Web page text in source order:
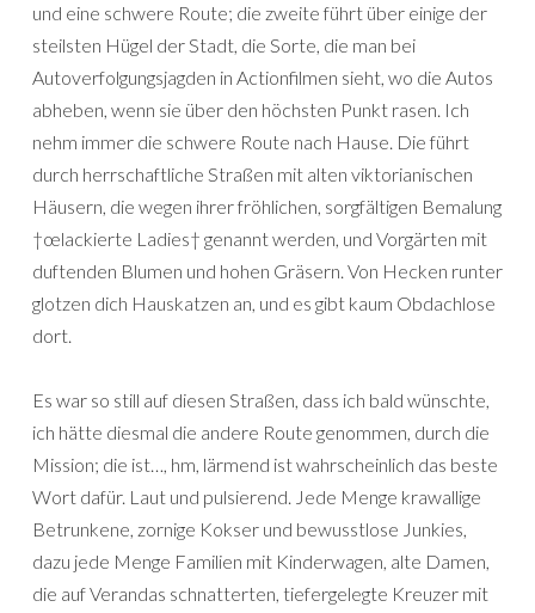
und eine schwere Route; die zweite führt über einige der
steilsten Hügel der Stadt, die Sorte, die man bei
Autoverfolgungsjagden in Actionfilmen sieht, wo die Autos
abheben, wenn sie über den höchsten Punkt rasen. Ich
nehm immer die schwere Route nach Hause. Die führt
durch herrschaftliche Straßen mit alten viktorianischen
Häusern, die wegen ihrer fröhlichen, sorgfältigen Bemalung
†œlackierte Ladies† genannt werden, und Vorgärten mit
duftenden Blumen und hohen Gräsern. Von Hecken runter
glotzen dich Hauskatzen an, und es gibt kaum Obdachlose
dort.
Es war so still auf diesen Straßen, dass ich bald wünschte,
ich hätte diesmal die andere Route genommen, durch die
Mission; die ist…, hm, lärmend ist wahrscheinlich das beste
Wort dafür. Laut und pulsierend. Jede Menge krawallige
Betrunkene, zornige Kokser und bewusstlose Junkies,
dazu jede Menge Familien mit Kinderwagen, alte Damen,
die auf Verandas schnatterten, tiefergelegte Kreuzer mit